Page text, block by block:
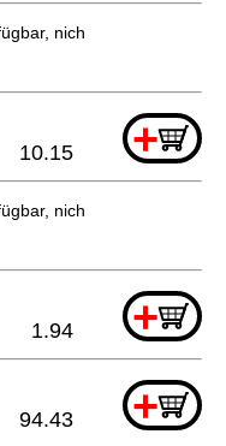
nicht bestellbar
+
10.15
nicht bestellbar
+
1.94
+
94.43